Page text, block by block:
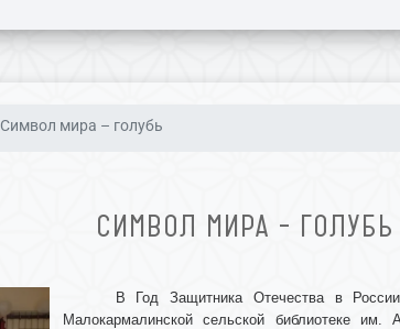
Символ мира – голубь
СИМВОЛ МИРА – ГОЛУБЬ
В Год Защитника Отечества в
Малокармалинской сельской библиотеке им.